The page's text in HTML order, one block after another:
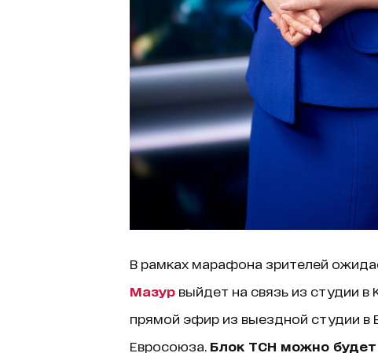
В рамках марафона зрителей
Мазурвыйдет на связь из студии в
прямой эфир из выездной студии в
Евросоюза. Блок ТСН можно будет